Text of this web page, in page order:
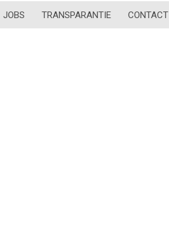
JOBS TRANSPARANTIE CONTACT